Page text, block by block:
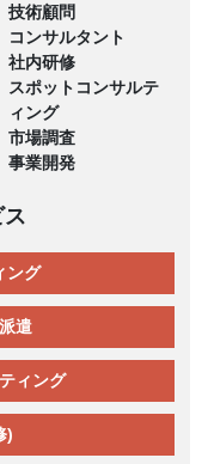
技術顧問
コンサルタント
社内研修
スポットコンサルテ
ィング
市場調査
事業開発
ング
遣
ィング
)